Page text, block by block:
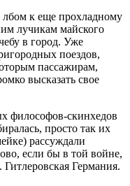
лбом к еще прохладному
лучикам майского
в город. Уже
поездов,
пассажирам,
высказать свое
философов-скинхедов
просто так их
рассуждали
если бы в той войне,
Гитлеровская Германия.